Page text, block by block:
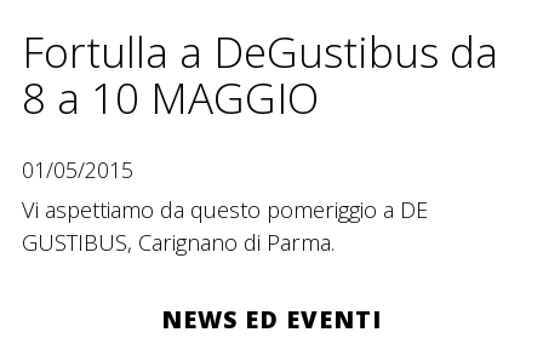
site map
Fortulla a DeGustibus da
8 a 10 MAGGIO
01/05/2015
Vi aspettiamo da questo pomeriggio a DE
GUSTIBUS, Carignano di Parma.
NEWS ED EVENTI